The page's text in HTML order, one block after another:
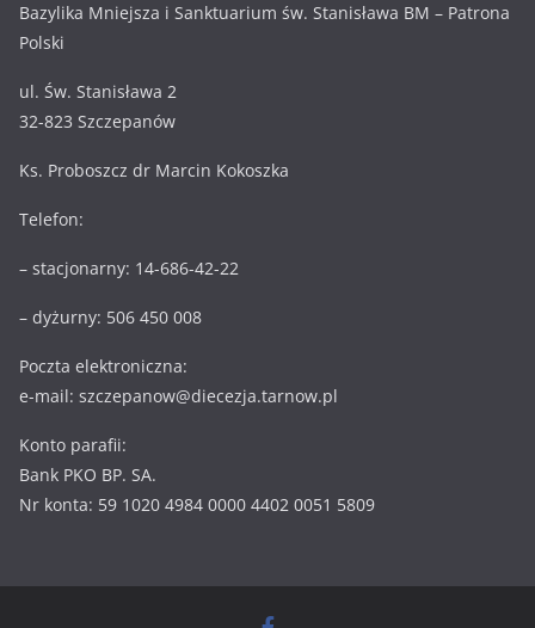
Bazylika Mniejsza i Sanktuarium św. Stanisława BM – Patrona
Polski
ul. Św. Stanisława 2
32-823 Szczepanów
Ks. Proboszcz dr Marcin Kokoszka
Telefon:
– stacjonarny: 14-686-42-22
– dyżurny: 506 450 008
Poczta elektroniczna:
e-mail: szczepanow@diecezja.tarnow.pl
Konto parafii:
Bank PKO BP. SA.
Nr konta: 59 1020 4984 0000 4402 0051 5809